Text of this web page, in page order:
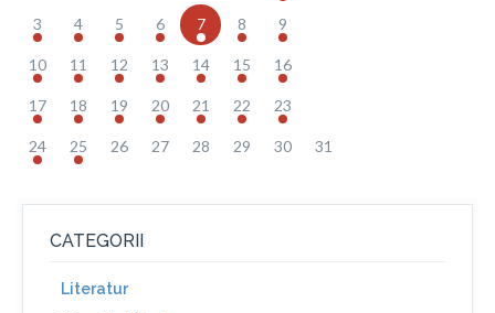
3 4 5 6 7 8 9
10 11 12 13 14 15 16
17 18 19 20 21 22 23
24 25 26 27 28 29 30 31
CATEGORII
Literatur